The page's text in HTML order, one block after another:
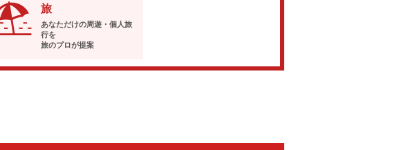
旅
あなただけの周遊・個人旅
行を
旅のプロが提案